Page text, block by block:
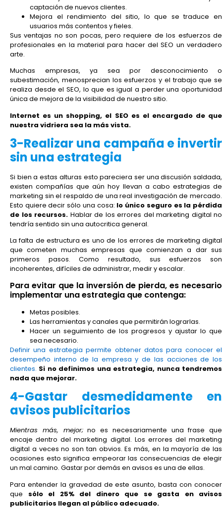
captación de nuevos clientes.
Mejora el rendimiento del sitio, lo que se traduce en
usuarios más contentos y fieles.
Sus ventajas no son pocas, pero requiere de los esfuerzos de
profesionales en la material para hacer del SEO un verdadero
arte.
Muchas empresas, ya sea por desconocimiento o
subestimación, menosprecian los esfuerzos y el trabajo que se
realiza desde el SEO, lo que es igual a perder una oportunidad
única de mejora de la visibilidad de nuestro sitio.
Internet es un shopping, el SEO es el encargado de que
nuestra vidriera sea la más vista.
3-Realizar una campaña e invertir
sin una estrategia
Si bien a estas alturas esto pareciera ser una discusión saldada,
existen compañías que aún hoy llevan a cabo estrategias de
marketing sin el respaldo de una real investigación de mercado.
Esto quiere decir sólo una cosa: lo único seguro es la pérdida
de los recursos. Hablar de los errores del marketing digital no
tendría sentido sin una autocritica general.
La falta de estructura es uno de los errores de marketing digital
que cometen muchas empresas que comienzan a dar sus
primeros pasos. Como resultado, sus esfuerzos son
incoherentes, difíciles de administrar, medir y escalar.
Para evitar que la inversión de pierda, es necesario
implementar una estrategia que contenga:
Metas posibles.
Las herramientas y canales que permitirán lograrlas.
Hacer un seguimiento de los progresos y ajustar lo que
sea necesario.
Definir una estrategia permite obtener datos para conocer el
desempeño interno de la empresa y de las acciones de los
clientes. Si no definimos una estrategia, nunca tendremos
nada que mejorar.
4-Gastar desmedidamente en
avisos publicitarios
Mientras más, mejor;no es necesariamente una frase que
encaje dentro del marketing digital. Los errores del marketing
digital a veces no son tan obvios. Es más, en la mayoría de las
ocasiones esto significa empeorar las consecuencias de elegir
un mal camino. Gastar por demás en avisos es una de ellas.
Para entender la gravedad de este asunto, basta con conocer
que sólo el 25% del dinero que se gasta en avisos
publicitarios llegan al público adecuado.